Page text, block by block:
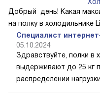
Добрый день! Какая
на полку в холодильнике
Специалист
05.10.2024
Здравствуйте, полки в
выдерживают до 25 кг
распределении